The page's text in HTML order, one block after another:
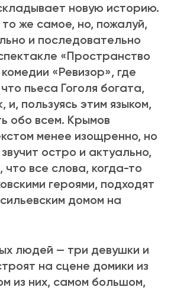
новую историю.
же самое, но, пожалуй,
и последовательно
«Пространство
«Ревизор», где
пьеса Гоголя богата,
и, пользуясь этим языком,
обо всем. Крымов
менее изощренно, но
остро и актуально,
что все слова, когда-то
героями, подходят
домом на
людей — три девушки и
на сцене домики из
из них, самом большом,